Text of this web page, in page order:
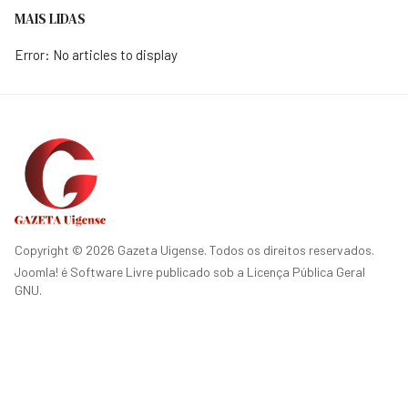
MAIS LIDAS
Error: No articles to display
Copyright © 2026 Gazeta Uigense. Todos os direitos reservados.
Joomla! é Software Livre publicado sob a Licença Pública Geral
GNU.